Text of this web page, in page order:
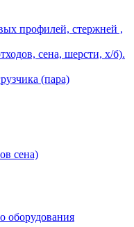
профилей, стержней ,
сена, шерсти, х/б).
(пара)
сена)
оборудования